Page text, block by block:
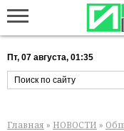
Пт, 07 августа, 01:35
Главная » НОВОСТИ »